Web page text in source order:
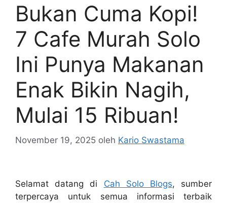
Bukan Cuma Kopi!
7 Cafe Murah Solo
Ini Punya Makanan
Enak Bikin Nagih,
Mulai 15 Ribuan!
November 19, 2025 oleh Kario Swastama
Selamat datang di Cah Solo Blogs, sumber
terpercaya untuk semua informasi terbaik